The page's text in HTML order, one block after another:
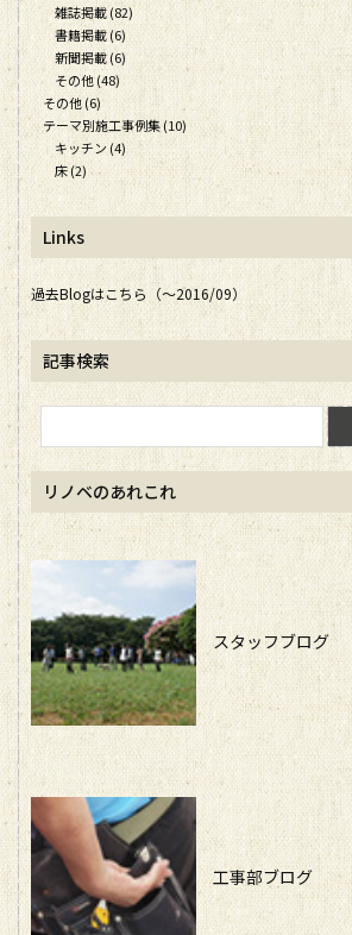
雑誌掲載 (82)
書籍掲載 (6)
新聞掲載 (6)
その他 (48)
その他 (6)
テーマ別施工事例集 (10)
キッチン (4)
床 (2)
Links
過去Blogはこちら（～2016/09）
記事検索
リノベのあれこれ
スタッフブログ
工事部ブログ